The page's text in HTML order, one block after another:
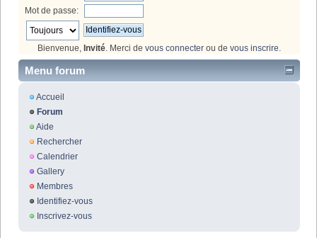
Mot de passe:
Bienvenue, Invité . Merci de vous connecter ou de vous inscrire
Menu forum
Accueil
Forum
Aide
Rechercher
Calendrier
Gallery
Membres
Identifiez-vous
Inscrivez-vous